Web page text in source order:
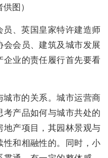
图）
、英国皇家特许建造师
会员、建筑及城市发展
业的责任履行首先要看
市的关系。城市运营商
产品如何与城市共处的
地产项目，其园林景观与
和相融性的。同时，小